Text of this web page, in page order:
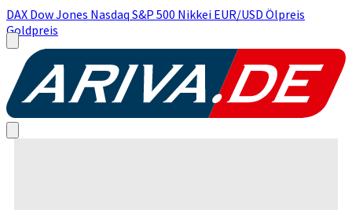
DAX Dow Jones Nasdaq S&P 500 Nikkei EUR/USD Ölpreis
Goldpreis